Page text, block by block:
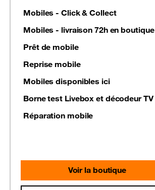
Mobiles - Click & Collect
Mobiles - livraison 72h en boutique
Prêt de mobile
Reprise mobile
Mobiles disponibles ici
Borne test Livebox et décodeur TV
Réparation mobile
Voir la boutique